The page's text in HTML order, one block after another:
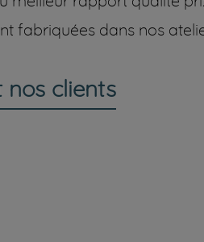
fabriquées dans nos
nos clients